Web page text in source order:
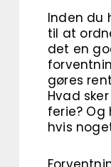
Inden du
til at
det en
gøres
Hvad
ferie? Og
hvis